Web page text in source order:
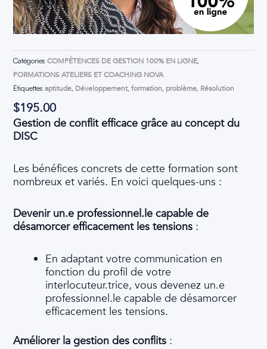
Catégories COMPÉTENCES DE GESTION 100% EN LIGNE,
FORMATIONS ATELIERS ET COACHING NOVA
Étiquettes aptitude, Développement,formation, problème, Résolution
$195.00
Gestion de conflit efficace grâce au concept du
DISC
Les bénéfices concrets de cette formation sont
nombreux et variés. En voici quelques-uns :
Devenir un.e professionnel.le capable de
désamorcer efficacement les tensions :
En adaptant votre communication en
fonction du profil de votre
interlocuteur.trice, vous devenez un.e
professionnel.le capable de désamorcer
efficacement les tensions.
Améliorer la gestion des conflits :